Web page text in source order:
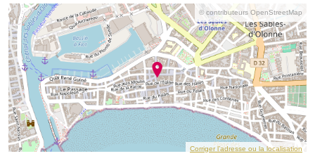
© contributeurs OpenStreetMap
Corriger l’adresse ou la localisation